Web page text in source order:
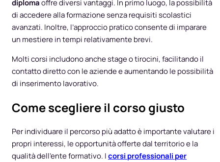
diplomaoffre diversi vantaggi. In primo luogo, la possibilità
di accedere alla formazione senza requisiti scolastici
avanzati. Inoltre, l’approccio pratico consente di imparare
un mestiere in tempi relativamente brevi.
Molti corsi includono anche stage o tirocini, facilitando il
contatto diretto con le aziende e aumentando le possibilità
di inserimento lavorativo.
Come scegliere il corso giusto
Per individuare il percorso più adatto è importante valutare i
propri interessi, le opportunità offerte dal territorio e la
qualità dell’ente formativo. Icorsi professionali per